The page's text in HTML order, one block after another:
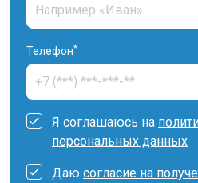
Телефон*
Я соглашаюсь на
персональных данных
Даю согласие на